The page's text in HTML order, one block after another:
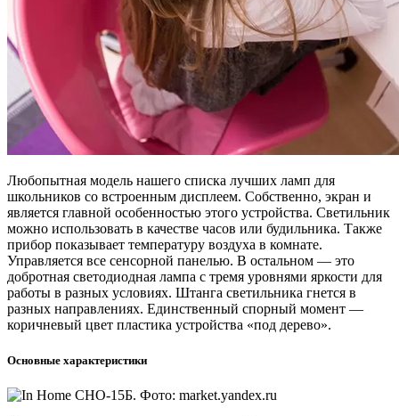
Любопытная модель нашего списка лучших ламп для
школьников со встроенным дисплеем. Собственно, экран и
является главной особенностью этого устройства. Светильник
можно использовать в качестве часов или будильника. Также
прибор показывает температуру воздуха в комнате.
Управляется все сенсорной панелью. В остальном — это
добротная светодиодная лампа с тремя уровнями яркости для
работы в разных условиях. Штанга светильника гнется в
разных направлениях. Единственный спорный момент —
коричневый цвет пластика устройства «под дерево».
Основные характеристики